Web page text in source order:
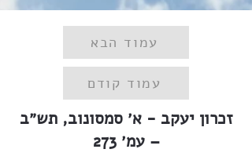
עמוד הבא
עמוד קודם
זכרון יעקב - א׳ סמסונוב, תש״ב
– עמ׳ 273